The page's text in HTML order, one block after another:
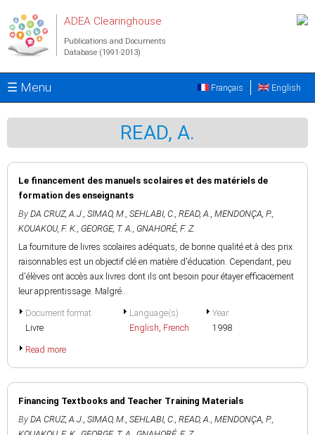
ADEA Clearinghouse
Publications and Documents
Database (1991-2013)
☰ Menu English
Français
READ, A.
Le financement des manuels scolaires et des matériels de
formation des enseignants
By DA CRUZ, A.J., SIMAO, M., SEHLABI, C., READ, A., MENDONÇA, P.,
KOUAKOU, F. K., GEORGE, T. A., GNAHORÉ, F. Z.
La fourniture de livres scolaires adéquats, de bonne qualité et à des prix
raisonnables est un objectif clé en matière d'éducation. Cependant, peu
d'élèves ont accès aux livres dont ils ont besoin pour étayer efficacement
leur apprentissage. Malgré...
Document format
Livre
Language(s)
English, French
Year
1998
Read more
Financing Textbooks and Teacher Training Materials
By DA CRUZ, A.J., SIMAO, M., SEHLABI, C., READ, A., MENDONÇA, P.,